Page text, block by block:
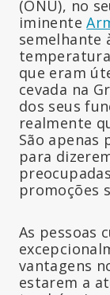
(ONU), no
iminente
semelhante
que eram
cevada na
dos seus
realmente
São apenas
para
promoções
As pessoas
vantagens
estarem a